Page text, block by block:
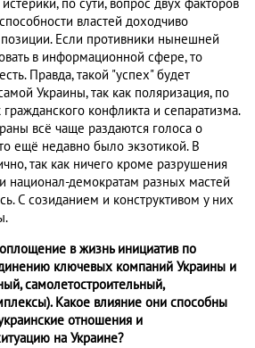
по сути, вопрос двух факторов
властей доходчиво
позиции. Если противники нынешней
в информационной сфере, то
Правда, такой "успех" будет
Украины, так как поляризация, по
гражданского конфликта и сепаратизма.
всё чаще раздаются голоса о
ещё недавно было экзотикой. В
так как ничего кроме разрушения
национал-демократам разных мастей
С созиданием и конструктивом у них
в жизнь инициатив по
ключевых компаний Украины и
самолетостроительный,
Какое влияние они способны
отношения и
на Украине?